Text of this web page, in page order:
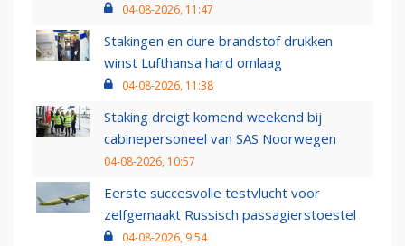
04-08-2026, 11:47
Stakingen en dure brandstof drukken
winst Lufthansa hard omlaag
04-08-2026, 11:38
Staking dreigt komend weekend bij
cabinepersoneel van SAS Noorwegen
04-08-2026, 10:57
Eerste succesvolle testvlucht voor
zelfgemaakt Russisch passagierstoestel
04-08-2026, 9:54